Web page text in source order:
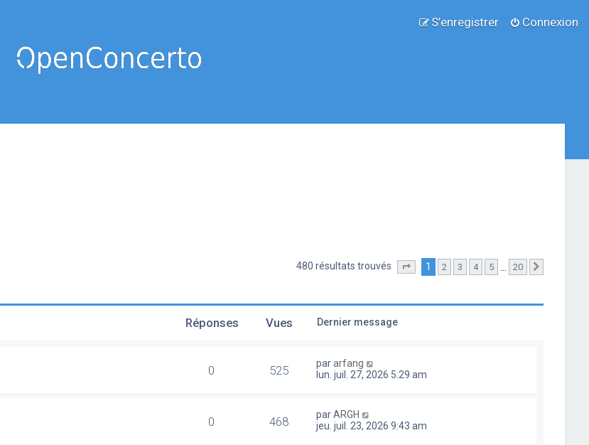
Connexion
S’enregistrer
480 résultats trouvés Page sur 20
1 2 3 4 5 20
Réponses Vues Dernier message
0 525 pararfang
lun. juil. 27, 2026 5:29 am
0 468 parARGH
jeu. juil. 23, 2026 9:43 am